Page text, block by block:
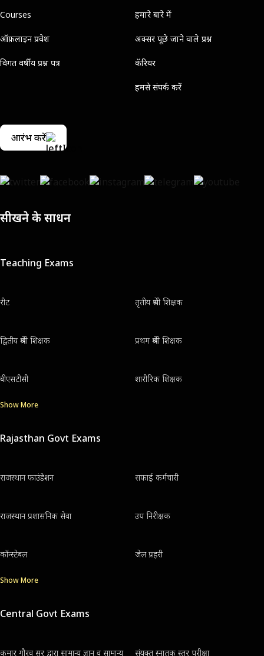
Courses
ऑफ़लाइन प्रवेश
विगत वर्षीय प्रश्न पत्र
हमारे बारे में
अक्सर पूछे जाने वाले प्रश्न
कॅरियर
हमसे संपर्क करें
आरंभ करें
सीखने के साधन
Teaching Exams
रीट तृतीय श्रेणी शिक्षक
द्वितीय श्रेणी शिक्षक प्रथम श्रेणी शिक्षक
बीएसटीसी शारीरिक शिक्षक
Show More
Rajasthan Govt Exams
राजस्थान फाउंडेशन सफाई कर्मचारी
राजस्थान प्रशासनिक सेवा उप निरीक्षक
कॉन्स्टेबल जेल प्रहरी
Show More
Central Govt Exams
कुमार गौरव सर द्वारा सामान्य ज्ञान व सामान्य
संयुक्त स्नातक स्तर परीक्षा